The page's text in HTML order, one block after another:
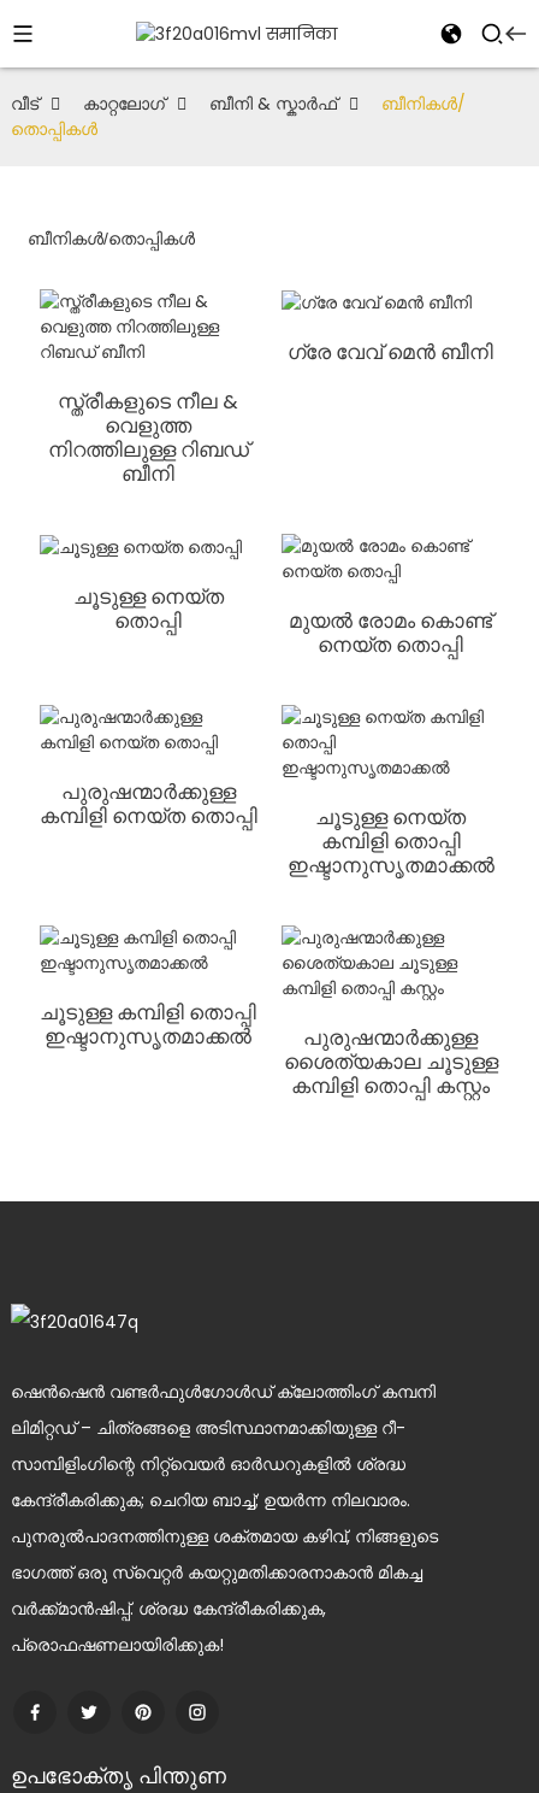
വീട് കാറ്റലോഗ് ബീനി & സ്കാർഫ്
ബീനികൾ/
തൊപ്പികൾ
ബീനികൾ/തൊപ്പികൾ
സ്ത്രീകളുടെ നീല &
വെളുത്ത
നിറത്തിലുള്ള റിബഡ്
ബീനി
ഗ്രേ വേവ് മെൻ ബീനി
ചൂടുള്ള നെയ്ത
തൊപ്പി
മുയൽ രോമം കൊണ്ട്
നെയ്ത തൊപ്പി
പുരുഷന്മാർക്കുള്ള
കമ്പിളി നെയ്ത തൊപ്പി
ചൂടുള്ള നെയ്ത
കമ്പിളി തൊപ്പി
ഇഷ്ടാനുസൃതമാക്കൽ
ചൂടുള്ള കമ്പിളി തൊപ്പി
ഇഷ്ടാനുസൃതമാക്കൽ
പുരുഷന്മാർക്കുള്ള
ശൈത്യകാല ചൂടുള്ള
കമ്പിളി തൊപ്പി കസ്റ്റം
ഷെൻ‌ഷെൻ വണ്ടർ‌ഫുൾ‌ഗോൾഡ് ക്ലോത്തിംഗ് കമ്പനി
ലിമിറ്റഡ് – ചിത്രങ്ങളെ അടിസ്ഥാനമാക്കിയുള്ള റീ-
സാമ്പിളിംഗിന്റെ നിറ്റ്വെയർ ഓർഡറുകളിൽ ശ്രദ്ധ
കേന്ദ്രീകരിക്കുക; ചെറിയ ബാച്ച്; ഉയർന്ന നിലവാരം.
പുനരുൽപാദനത്തിനുള്ള ശക്തമായ കഴിവ്, നിങ്ങളുടെ
ഭാഗത്ത് ഒരു സ്വെറ്റർ കയറ്റുമതിക്കാരനാകാൻ മികച്ച
വർക്ക്മാൻഷിപ്പ്. ശ്രദ്ധ കേന്ദ്രീകരിക്കുക,
പ്രൊഫഷണലായിരിക്കുക!
ഉപഭോക്തൃ പിന്തുണ